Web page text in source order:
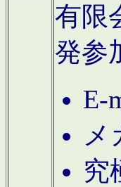
有限
発参
E-
メ
究